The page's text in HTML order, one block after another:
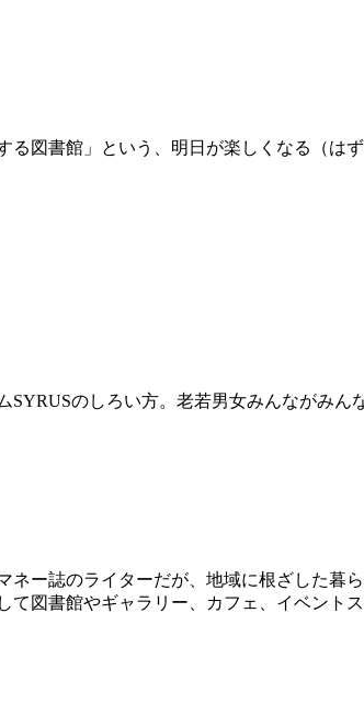
る図書館」という、明日が楽しくなる（は
SYRUSのしろい方。老若男女みんながみ
ネー誌のライターだが、地域に根ざした
て図書館やギャラリー、カフェ、イベント